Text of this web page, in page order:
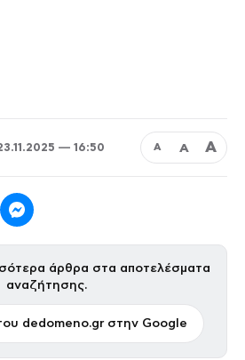
— 16:50 Α Α Α
άρθρα στα αποτελέσματα
αναζήτησης.
dedomeno.gr στην Google